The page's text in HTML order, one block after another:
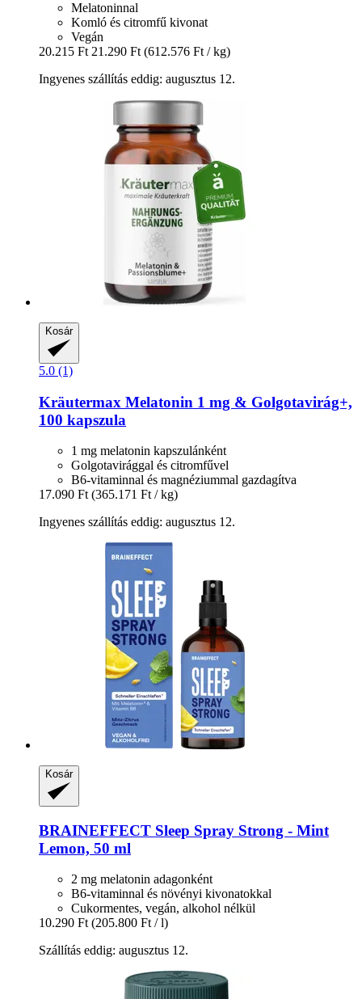
Melatoninnal
Komló és citromfű kivonat
Vegán
20.215 Ft 21.290 Ft (612.576 Ft / kg)
Ingyenes szállítás eddig: augusztus 12.
Kosár
5.0 (1)
Kräutermax Melatonin 1 mg & Golgotavirág+,
100 kapszula
1 mg melatonin kapszulánként
Golgotavirággal és citromfűvel
B6-vitaminnal és magnéziummal gazdagítva
17.090 Ft (365.171 Ft / kg)
Ingyenes szállítás eddig: augusztus 12.
Kosár
BRAINEFFECT Sleep Spray Strong -​ Mint
Lemon, 50 ml
2 mg melatonin adagonként
B6-vitaminnal és növényi kivonatokkal
Cukormentes, vegán, alkohol nélkül
10.290 Ft (205.800 Ft / l)
Szállítás eddig: augusztus 12.